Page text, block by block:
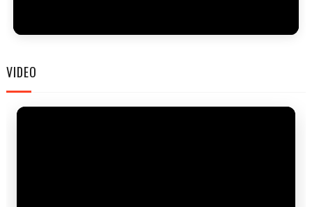
VIDEO
FAM